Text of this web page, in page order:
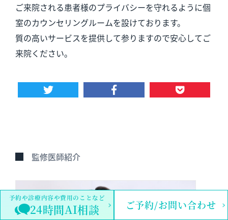
予約や診療内容や費用のことなど
24時間AI相談 ご予約/お問い合わせ
ご来院される患者様のプライバシーを守れるように個
室のカウンセリングルームを設けております。
質の高いサービスを提供して参りますので安心してご
来院ください。
監修医師紹介